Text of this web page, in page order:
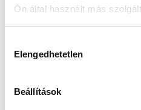
Ön által használt más
kiválasztása
Elengedhetetlen
Beállítások